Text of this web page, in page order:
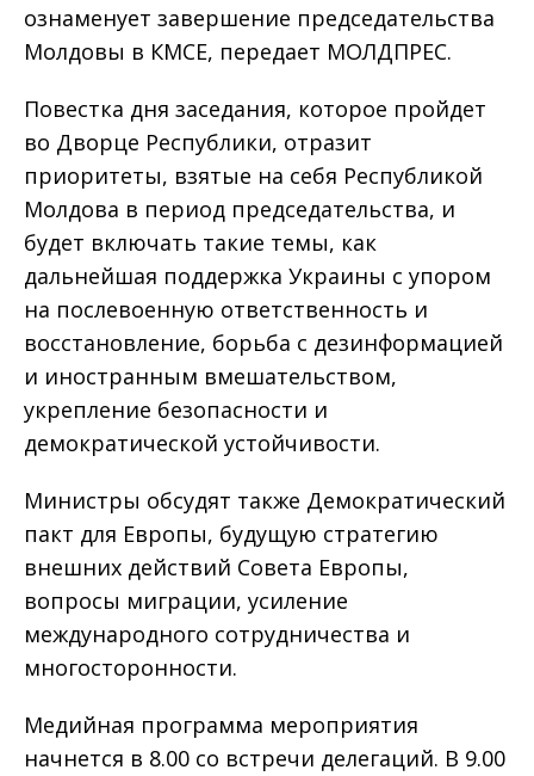
ознаменует завершение председательства
Молдовы в КМСЕ, передает МОЛДПРЕС.
Повестка дня заседания, которое пройдет
во Дворце Республики, отразит
приоритеты, взятые на себя Республикой
Молдова в период председательства, и
будет включать такие темы, как
дальнейшая поддержка Украины с упором
на послевоенную ответственность и
восстановление, борьба с дезинформацией
и иностранным вмешательством,
укрепление безопасности и
демократической устойчивости.
Министры обсудят также Демократический
пакт для Европы, будущую стратегию
внешних действий Совета Европы,
вопросы миграции, усиление
международного сотрудничества и
многосторонности.
Медийная программа мероприятия
начнется в 8.00 со встречи делегаций. В 9.00